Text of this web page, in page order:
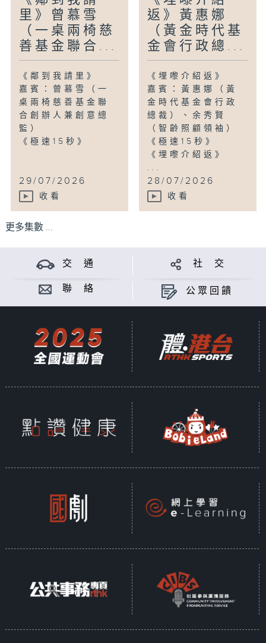
里》曾慕雪
（一桌兩椅慈
善基金聯合...
《鄰到我請里》
嘉賓：曾慕雪（一
桌兩椅慈善基金聯
合創辦人兼創意總
監）
《極速15秒》
29/07/2026
收看
返》黃惠娜
（黃金時代基
金會行政總...
《埋嚟介紹返》
嘉賓：黃惠娜（黃
金時代基金會行政
總裁）、余秀賢
（智齡照顧領袖）
《極速15秒》
《埋嚟介紹返》
...
28/07/2026
收看
更多集數 ...
交 通 社 交
聯 絡 公眾回饋